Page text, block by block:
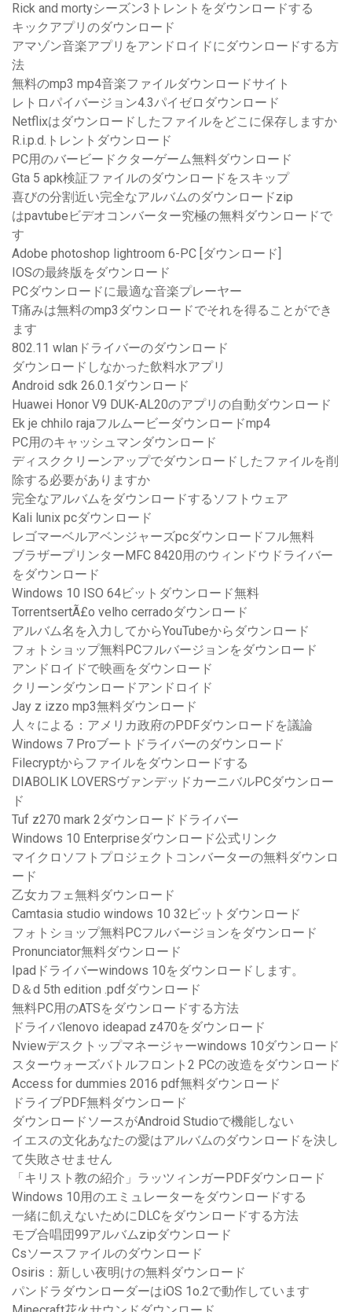
Rick and mortyシーズン3トレントをダウンロードする
キックアプリのダウンロード
アマゾン音楽アプリをアンドロイドにダウンロードする方
法
無料のmp3 mp4音楽ファイルダウンロードサイト
レトロパイバージョン4.3パイゼロダウンロード
Netflixはダウンロードしたファイルをどこに保存しますか
R.i.p.d.トレントダウンロード
PC用のバービードクターゲーム無料ダウンロード
Gta 5 apk検証ファイルのダウンロードをスキップ
喜びの分割近い完全なアルバムのダウンロードzip
はpavtubeビデオコンバーター究極の無料ダウンロードで
す
Adobe photoshop lightroom 6-PC [ダウンロード]
IOSの最終版をダウンロード
PCダウンロードに最適な音楽プレーヤー
T痛みは無料のmp3ダウンロードでそれを得ることができ
ます
802.11 wlanドライバーのダウンロード
ダウンロードしなかった飲料水アプリ
Android sdk 26.0.1ダウンロード
Huawei Honor V9 DUK-AL20のアプリの自動ダウンロード
Ek je chhilo rajaフルムービーダウンロードmp4
PC用のキャッシュマンダウンロード
ディスククリーンアップでダウンロードしたファイルを削
除する必要がありますか
完全なアルバムをダウンロードするソフトウェア
Kali lunix pcダウンロード
レゴマーベルアベンジャーズpcダウンロードフル無料
ブラザープリンターMFC 8420用のウィンドウドライバー
をダウンロード
Windows 10 ISO 64ビットダウンロード無料
TorrentsertÃ£o velho cerradoダウンロード
アルバム名を入力してからYouTubeからダウンロード
フォトショップ無料PCフルバージョンをダウンロード
アンドロイドで映画をダウンロード
クリーンダウンロードアンドロイド
Jay z izzo mp3無料ダウンロード
人々による：アメリカ政府のPDFダウンロードを議論
Windows 7 Proブートドライバーのダウンロード
Filecryptからファイルをダウンロードする
DIABOLIK LOVERSヴァンデッドカーニバルPCダウンロー
ド
Tuf z270 mark 2ダウンロードドライバー
Windows 10 Enterpriseダウンロード公式リンク
マイクロソフトプロジェクトコンバーターの無料ダウンロ
ード
乙女カフェ無料ダウンロード
Camtasia studio windows 10 32ビットダウンロード
フォトショップ無料PCフルバージョンをダウンロード
Pronunciator無料ダウンロード
Ipadドライバーwindows 10をダウンロードします。
D＆d 5th edition .pdfダウンロード
無料PC用のATSをダウンロードする方法
ドライバlenovo ideapad z470をダウンロード
Nviewデスクトップマネージャーwindows 10ダウンロード
スターウォーズバトルフロント2 PCの改造をダウンロード
Access for dummies 2016 pdf無料ダウンロード
ドライブPDF無料ダウンロード
ダウンロードソースがAndroid Studioで機能しない
イエスの文化あなたの愛はアルバムのダウンロードを決し
て失敗させません
「キリスト教の紹介」ラッツィンガーPDFダウンロード
Windows 10用のエミュレーターをダウンロードする
一緒に飢えないためにDLCをダウンロードする方法
モブ合唱団99アルバムzipダウンロード
Csソースファイルのダウンロード
Osiris：新しい夜明けの無料ダウンロード
パンドラダウンローダーはiOS 1o.2で動作しています